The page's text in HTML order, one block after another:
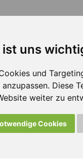
uns
und
Diese
weiter zu
Cookies
leider
etwas dabei: